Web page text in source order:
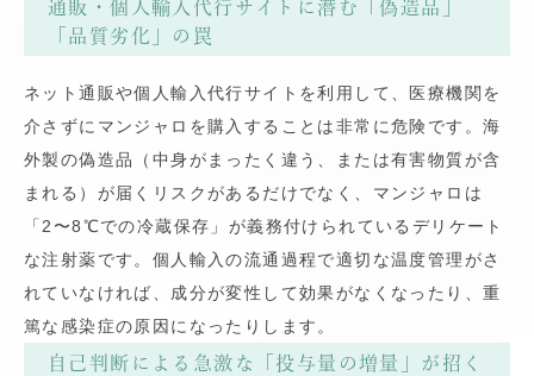
通販・個人輸入代行サイトに潜む「偽造品」
「品質劣化」の罠
ネット通販や個人輸入代行サイトを利用して、医療機関を
介さずにマンジャロを購入することは非常に危険です。海
外製の偽造品（中身がまったく違う、または有害物質が含
まれる）が届くリスクがあるだけでなく、マンジャロは
「2〜8℃での冷蔵保存」が義務付けられているデリケート
な注射薬です。個人輸入の流通過程で適切な温度管理がさ
れていなければ、成分が変性して効果がなくなったり、重
篤な感染症の原因になったりします。
自己判断による急激な「投与量の増量」が招く